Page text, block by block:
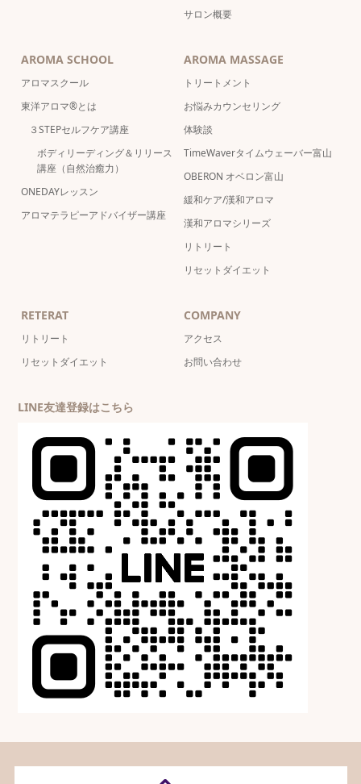
サロン概要
AROMA SCHOOL
アロマスクール
東洋アロマ®とは
３STEPセルフケア講座
ボディリーディング＆リリース
講座（自然治癒力）
ONEDAYレッスン
アロマテラピーアドバイザー講座
AROMA MASSAGE
トリートメント
お悩みカウンセリング
体験談
TimeWaverタイムウェーバー富山
OBERON オベロン富山
緩和ケア/漢和アロマ
漢和アロマシリーズ
リトリート
リセットダイエット
RETERAT
リトリート
リセットダイエット
COMPANY
アクセス
お問い合わせ
LINE友達登録はこちら